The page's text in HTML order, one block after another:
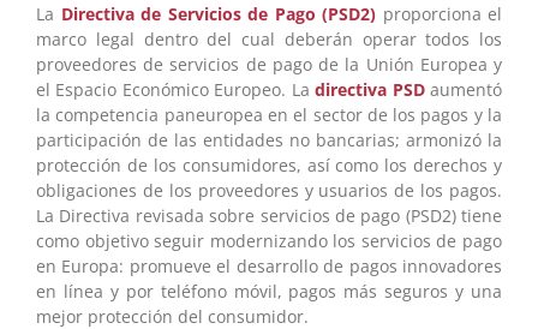
La Directiva de Servicios de Pago (PSD2) proporciona el
marco legal dentro del cual deberán operar todos los
proveedores de servicios de pago de la Unión Europea y
el Espacio Económico Europeo. Ladirectiva PSDaumentó
la competencia paneuropea en el sector de los pagos y la
participación de las entidades no bancarias; armonizó la
protección de los consumidores, así como los derechos y
obligaciones de los proveedores y usuarios de los pagos.
La Directiva revisada sobre servicios de pago (PSD2) tiene
como objetivo seguir modernizando los servicios de pago
en Europa: promueve el desarrollo de pagos innovadores
en línea y por teléfono móvil, pagos más seguros y una
mejor protección del consumidor.